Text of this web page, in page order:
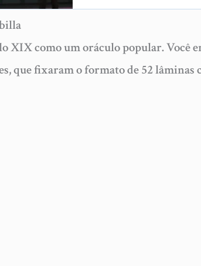
XIX como um oráculo popular. Você
que fixaram o formato de 52 lâminas